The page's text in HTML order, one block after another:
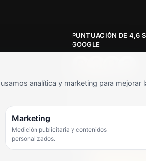
¿Tienes
PUNTUACIÓN DE 4,6
GOOGLE
★★★★★
«Servicio de calidad
con precios
comprado en varias
siempre dan
servicio de 10.»
analítica y marketing para mejorar
Marketing
Medición publicitaria y contenidos
personalizados.